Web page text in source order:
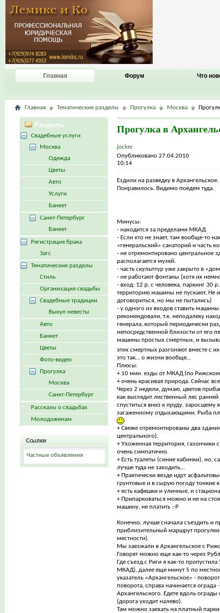
Главная Форум Что
Главная Тематические разделы Прогулка Москва
Прогулка в
jocker
Опубликовано 27.04.2010
10:14
Ездили на разведку в Архангельское.
Понравилось. Видимо поедем туда.
Минусы:
- находится за пределами МКАД
- Если кто не знает, там вообще-то
«генеральский» санаторий и часть
- не отремонтировано центральное
располагается музей.
- часть скульптур уже закрыто в
- не работают фонтаны (хотя их
- вход: 12 р. с человека, паркинг 30
территорию машины не пускают. Не
договориться, но мы не пытались)
- у одного из входов ставить
рекомендовали, т.к. неподалеку
генерала, который периодически
непосредственной близости от его
машины простых смертных, и
этих смертных разгоняют вместе с
это так… о жизни вообще…
Плюсы:
+ 10 мин. езды от МКАД (по
+ очень красивая природа. Сейчас
Через 2 недели, думаю, цветов
как выглядит лиственный лес
спуститься вниз к пруду, заросшему
загаженному отдыхающими. Рыба
+ Свеже отремонтированы два
центрального).
+ Ухоженная территория, газончики
очень симпатично.
+ Есть туалеты (синие кабинки), но,
лучше туда не заходить…
+ Практически везде идут
грунтовые и в сырую погоду тонкие
+ есть кафешки и уличные, и
+ Припарковаться можно и не на
машину, не платить :-Р
Конечно, лучше сначала съездить и
приблизительный маршрут
местности).
Мы заезжали в Архангельское с
Говорят можно еще как-то через
Где съезд с Риги я как-то
МКАД), далее еще минут 5 по
указатель «Архангельское» -
поворота, справа начинается ограда
Архангельского. Едете вдоль ограды
(дорога уходит налево).
Там можно заехать на платный
Разделы
Свадебные услуги
Москва
Одежда
Цветы
Авто
Услуги
Банкет
Санкт-Петербург
Банкет
Регистрация брака
Загс
Тематические разделы
Стиль
Организация свадьбы
Свадебные традиции
Выкуп невесты
Авто
Банкет
Цветы
Фото-видео
Прогулка
Москва
Санкт-Петербург
Рассказы о свадьбах
Молодоженам
Ссылки
Частные объявления